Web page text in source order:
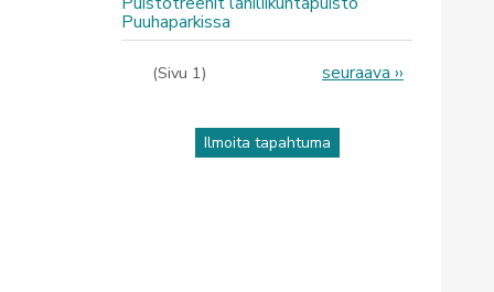
Puuhaparkissa
Sivutus
(Sivu 1)
Seuraava
seuraava ››
Ilmoita tapahtuma